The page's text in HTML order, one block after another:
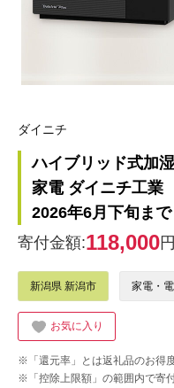
ダイニチ
ハイブリッド式
家電 ダイニチ工業
2026年6月下旬まで
寄付金額:118,000円
新潟県 新潟市 家電・
お気に入り
※「還元率」とは返礼品のお得
※「控除上限額」の範囲内で寄